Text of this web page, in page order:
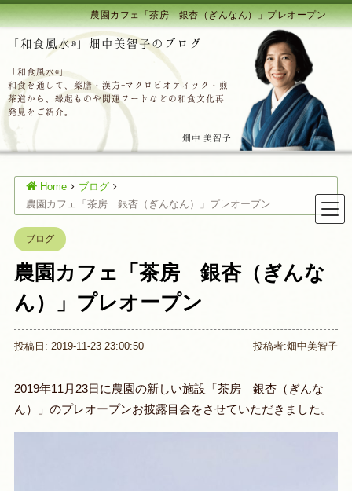
農園カフェ「茶房 銀杏（ぎんなん）」プレオープン
「和食風水®」畑中美智子のブログ
「和食風水®」
和食を通して、薬膳・漢方+マクロビオティック・煎
茶道から、縁起ものや開運フードなどの和食文化再
発見をご紹介。
畑中 美智子
Home
ブログ
農園カフェ「茶房 銀杏（ぎんなん）」プレオープン
ブログ
農園カフェ「茶房 銀杏（ぎんな
ん）」プレオープン
投稿日: 2019-11-23 23:00:50 投稿者:畑中美智子
2019年11月23日に農園の新しい施設「茶房 銀杏（ぎんな
ん）」のプレオープンお披露目会をさせていただきました。